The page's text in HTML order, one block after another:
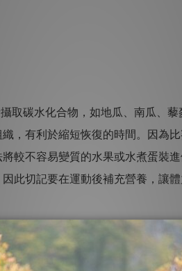
取碳水化合物，如地瓜、南瓜、
，有利於縮短恢復的時間。
因為
較不容易變質的水果或水煮蛋裝進
此切記要在運動後補充營養，讓體